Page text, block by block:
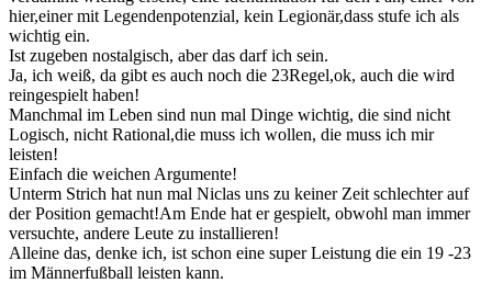
hier,einer mit Legendenpotenzial, kein Legionär,dass stufe ich als
wichtig ein.
Ist zugeben nostalgisch, aber das darf ich sein.
Ja, ich weiß, da gibt es auch noch die 23Regel,ok, auch die wird
reingespielt haben!
Manchmal im Leben sind nun mal Dinge wichtig, die sind nicht
Logisch, nicht Rational,die muss ich wollen, die muss ich mir
leisten!
Einfach die weichen Argumente!
Unterm Strich hat nun mal Niclas uns zu keiner Zeit schlechter auf
der Position gemacht!Am Ende hat er gespielt, obwohl man immer
versuchte, andere Leute zu installieren!
Alleine das, denke ich, ist schon eine super Leistung die ein 19 -23
im Männerfußball leisten kann.